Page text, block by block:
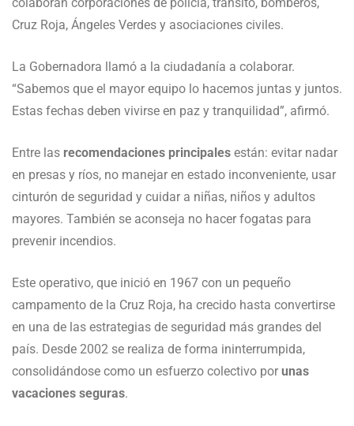
Cruz Roja, Ángeles Verdes y asociaciones civiles.
La Gobernadora llamó a la ciudadanía a colaborar.
“Sabemos que el mayor equipo lo hacemos juntas y juntos.
Estas fechas deben vivirse en paz y tranquilidad”, afirmó.
Entre las recomendaciones principales están: evitar nadar
en presas y ríos, no manejar en estado inconveniente, usar
cinturón de seguridad y cuidar a niñas, niños y adultos
mayores. También se aconseja no hacer fogatas para
prevenir incendios.
Este operativo, que inició en 1967 con un pequeño
campamento de la Cruz Roja, ha crecido hasta convertirse
en una de las estrategias de seguridad más grandes del
país. Desde 2002 se realiza de forma ininterrumpida,
consolidándose como un esfuerzo colectivo por unas
vacaciones seguras.